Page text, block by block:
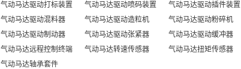
气动马达驱动打标装置 气动马达驱动喷码装置 气动马达驱动插件装置
气动马达驱动混料器 气动马达驱动造粒机 气动马达驱动粉碎机
气动马达驱动制动器 气动马达驱动张紧器 气动马达驱动缓冲器
气动马达远程控制终端 气动马达转速传感器 气动马达扭矩传感器
气动马达轴承套件